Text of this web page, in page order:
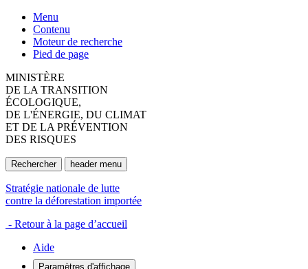
Menu
Contenu
Moteur de recherche
Pied de page
MINISTÈRE
DE LA TRANSITION
ÉCOLOGIQUE,
DE L'ÉNERGIE, DU CLIMAT
ET DE LA PRÉVENTION
DES RISQUES
Rechercher header menu
Stratégie nationale de lutte
contre la déforestation importée
- Retour à la page d’accueil
Aide
Paramètres d'affichage